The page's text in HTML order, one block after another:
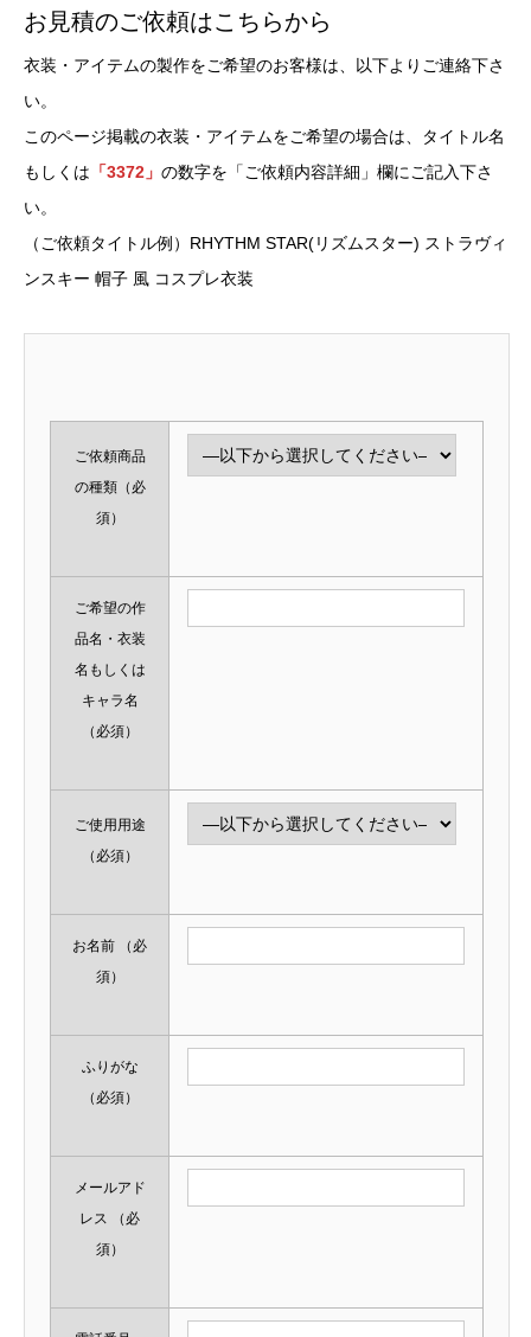
お見積のご依頼はこちらから
衣装・アイテムの製作をご希望のお客様は、以下よりご連絡下さ
い。
このページ掲載の衣装・アイテムをご希望の場合は、タイトル名
もしくは 「3372」 の数字を「ご依頼内容詳細」欄にご記入下さ
い。
（ご依頼タイトル例）RHYTHM STAR(リズムスター) ストラヴィ
ンスキー 帽子 風 コスプレ衣装
ご依頼商品
の種類（必
須）
ご希望の作
品名・衣装
名もしくは
キャラ名
（必須）
ご使用用途
（必須）
お名前
（必
須）
ふりがな
（必須）
メールアド
レス
（必
須）